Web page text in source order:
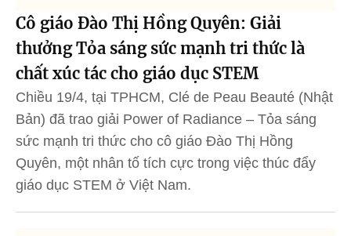
Cô giáo Đào Thị Hồng Quyên: Giải
thưởng Tỏa sáng sức mạnh tri thức là
chất xúc tác cho giáo dục STEM
Chiều 19/4, tại TPHCM, Clé de Peau Beauté (Nhật
Bản) đã trao giải Power of Radiance – Tỏa sáng
sức mạnh tri thức cho cô giáo Đào Thị Hồng
Quyên, một nhân tố tích cực trong việc thúc đẩy
giáo dục STEM ở Việt Nam.